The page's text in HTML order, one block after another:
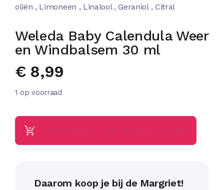
oliën , Limoneen , Linalool , Geraniol , Citral
Weleda Baby Calendula Weer
en Windbalsem 30 ml
€8,99
1 op voorraad
Daarom koop je bij de Margriet!